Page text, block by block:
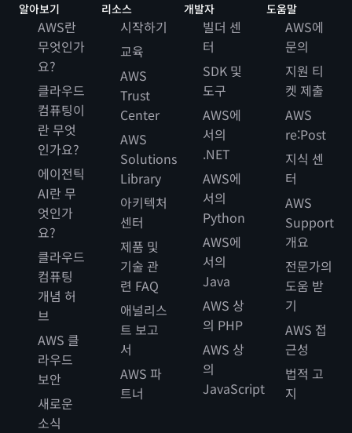
알아보기
AWS란
무엇인가
요?
클라우드
컴퓨팅이
란 무엇
인가요?
에이전틱
AI란 무
엇인가
요?
클라우드
컴퓨팅
개념 허
브
AWS 클
라우드
보안
새로운
소식
리소스
시작하기
교육
AWS
Trust
Center
AWS
Solutions
Library
아키텍처
센터
제품 및
기술 관
련 FAQ
애널리스
트 보고
서
AWS 파
트너
개발자
빌더 센
터
SDK 및
도구
AWS에
서의
.NET
AWS에
서의
Python
AWS에
서의
Java
AWS 상
의 PHP
AWS 상
의
JavaScript
도움말
AWS에
문의
지원 티
켓 제출
AWS
re:Post
지식 센
터
AWS
Support
개요
전문가의
도움 받
기
AWS 접
근성
법적 고
지